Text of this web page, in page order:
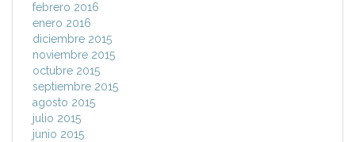
febrero 2016
enero 2016
diciembre 2015
noviembre 2015
octubre 2015
septiembre 2015
agosto 2015
julio 2015
junio 2015